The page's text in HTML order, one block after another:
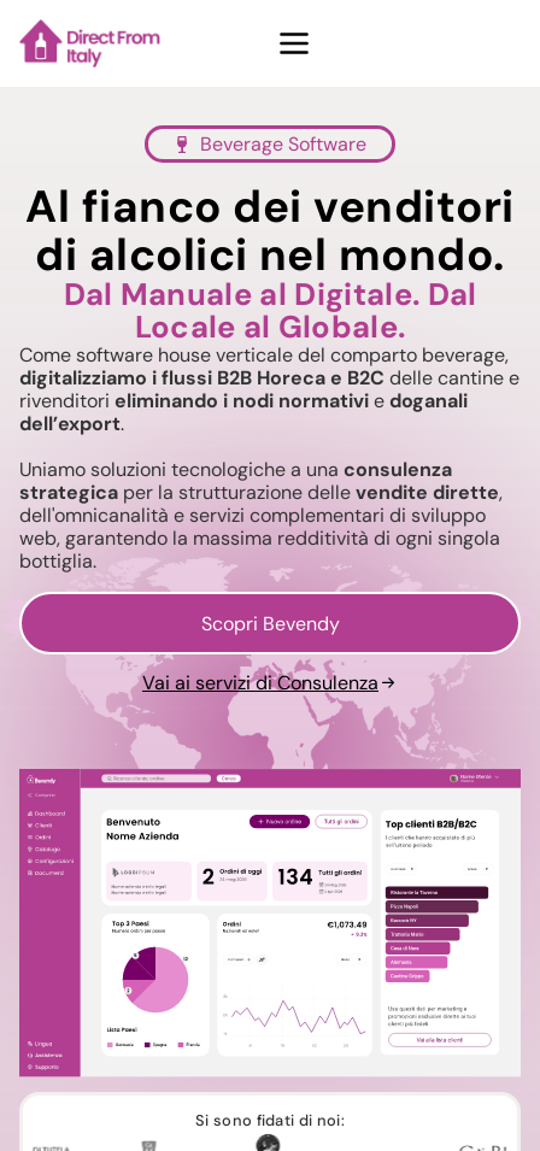
Casi Studio
Chi Siamo
Contatti
Vedi piani
Beverage Software
Al fianco dei venditori
di alcolici nel mondo.
Dal Manuale al Digitale. Dal
Locale al Globale.
Come software house verticale del comparto beverage,
digitalizziamo i flussi B2B Horeca e B2C delle cantine e
rivenditori eliminando i nodi normativiedoganali
dell’export.
Uniamo soluzioni tecnologiche a una consulenza
strategica per la strutturazione dellevendite dirette,
dell'omnicanalità e servizi complementari di sviluppo
web, garantendo la massima redditività di ogni singola
bottiglia.
Vai ai servizi di Consulenza
Scopri Bevendy
Si sono fidati di noi: